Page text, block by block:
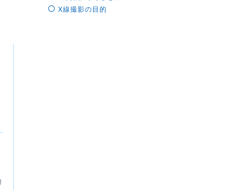
X線撮影の目的